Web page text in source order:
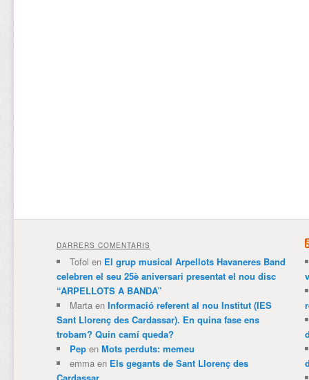
DARRERS COMENTARIS
Tofol en El grup musical Arpellots Havaneres Band
celebren el seu 25è aniversari presentat el nou disc
“ARPELLOTS A BANDA”
Martaen Informació referent al nou Institut (IES
Sant Llorenç des Cardassar). En quina fase ens
trobam? Quin camí queda?
Pepen Mots perduts: memeu
emmaen Els gegants de Sant Llorenç des